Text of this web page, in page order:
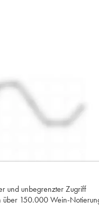
und unbegrenzter Zugriff
über 150.000 Wein-